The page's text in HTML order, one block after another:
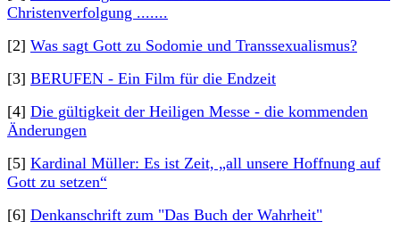
Christenverfolgung .......
[2] Was sagt Gott zu Sodomie und Transsexualismus?
[3] BERUFEN - Ein Film für die Endzeit
[4] Die gültigkeit der Heiligen Messe - die kommenden
Änderungen
[5] Kardinal Müller: Es ist Zeit, „all unsere Hoffnung auf
Gott zu setzen“
[6] Denkanschrift zum "Das Buch der Wahrheit"